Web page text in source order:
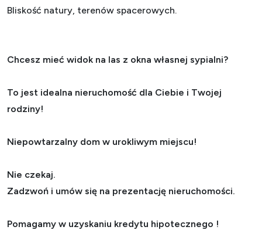
Bliskość natury, terenów spacerowych.
Chcesz mieć widok na las z okna własnej sypialni?
To jest idealna nieruchomość dla Ciebie i Twojej
rodziny!
Niepowtarzalny dom w urokliwym miejscu!
Nie czekaj.
Zadzwoń i umów się na prezentację nieruchomości.
Pomagamy w uzyskaniu kredytu hipotecznego !